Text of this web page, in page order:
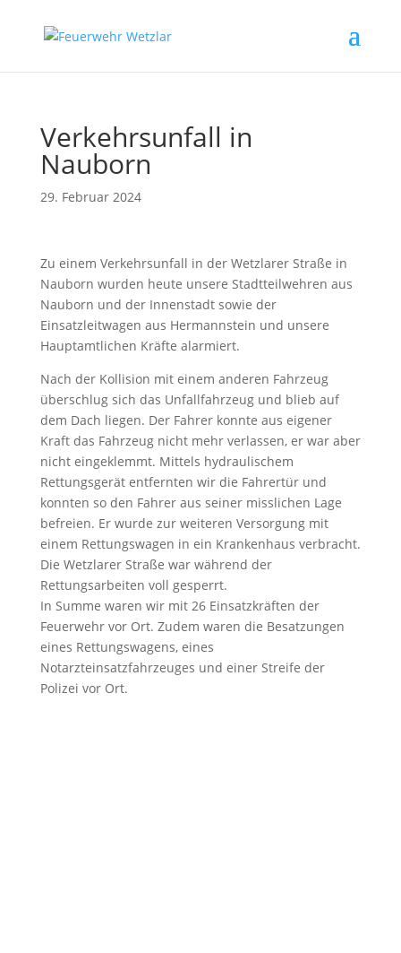
Verkehrsunfall in
Nauborn
29. Februar 2024
Zu einem Verkehrsunfall in der Wetzlarer Straße in
Nauborn wurden heute unsere Stadtteilwehren aus
Nauborn und der Innenstadt sowie der
Einsatzleitwagen aus Hermannstein und unsere
Hauptamtlichen Kräfte alarmiert.
Nach der Kollision mit einem anderen Fahrzeug
überschlug sich das Unfallfahrzeug und blieb auf
dem Dach liegen. Der Fahrer konnte aus eigener
Kraft das Fahrzeug nicht mehr verlassen, er war aber
nicht eingeklemmt. Mittels hydraulischem
Rettungsgerät entfernten wir die Fahrertür und
konnten so den Fahrer aus seiner misslichen Lage
befreien. Er wurde zur weiteren Versorgung mit
einem Rettungswagen in ein Krankenhaus verbracht.
Die Wetzlarer Straße war während der
Rettungsarbeiten voll gesperrt.
In Summe waren wir mit 26 Einsatzkräften der
Feuerwehr vor Ort. Zudem waren die Besatzungen
eines Rettungswagens, eines
Notarzteinsatzfahrzeuges und einer Streife der
Polizei vor Ort.